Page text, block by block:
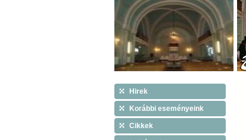
Hirek
Korábbi eseményeink
Cikkek